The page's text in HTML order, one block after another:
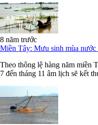
8 năm trước
Miền Tây: Mưu sinh mùa nước
Theo thông lệ hàng năm miền
7 đến tháng 11 âm lịch sẽ kết